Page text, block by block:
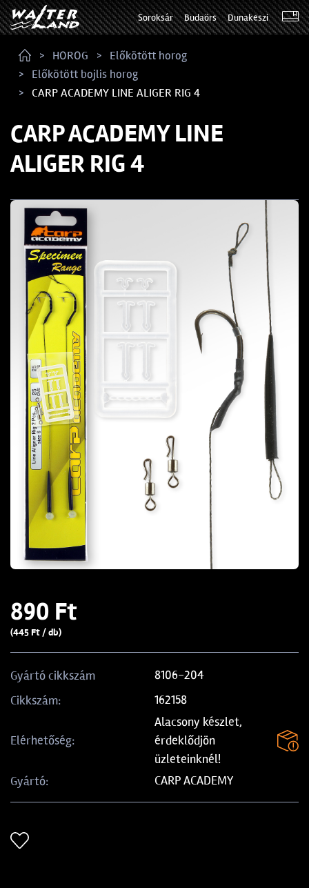
Soroksár Budaörs Dunakeszi
HOROG
Előkötött horog
Előkötött bojlis horog
CARP ACADEMY LINE ALIGER RIG 4
CARP ACADEMY LINE
ALIGER RIG 4
890 Ft
(445 Ft / db)
Gyártó cikkszám
8106-204
Cikkszám:
162158
Elérhetőség:
Alacsony készlet,
érdeklődjön
üzleteinknél!
Gyártó:
CARP ACADEMY